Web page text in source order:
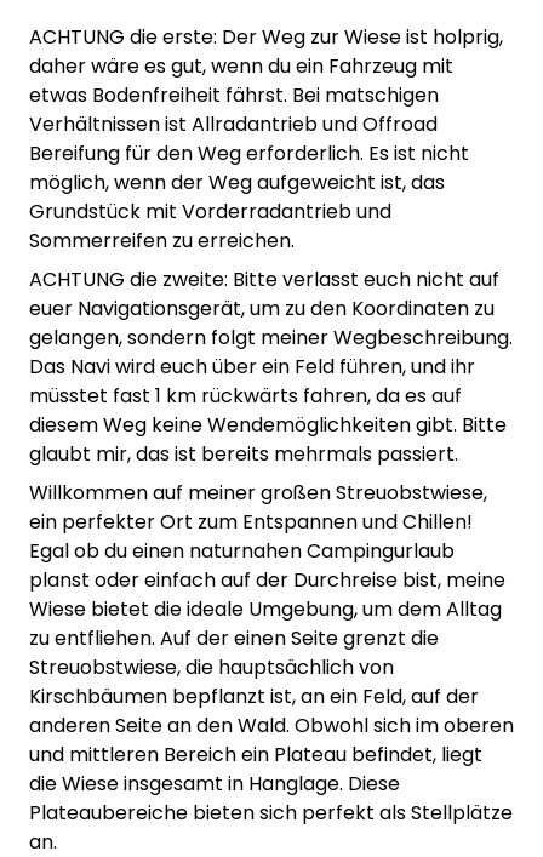
ACHTUNG die erste: Der Weg zur Wiese ist holprig,
daher wäre es gut, wenn du ein Fahrzeug mit
etwas Bodenfreiheit fährst. Bei matschigen
Verhältnissen ist Allradantrieb und Offroad
Bereifung für den Weg erforderlich. Es ist nicht
möglich, wenn der Weg aufgeweicht ist, das
Grundstück mit Vorderradantrieb und
Sommerreifen zu erreichen.
ACHTUNG die zweite: Bitte verlasst euch nicht auf
euer Navigationsgerät, um zu den Koordinaten zu
gelangen, sondern folgt meiner Wegbeschreibung.
Das Navi wird euch über ein Feld führen, und ihr
müsstet fast 1 km rückwärts fahren, da es auf
diesem Weg keine Wendemöglichkeiten gibt. Bitte
glaubt mir, das ist bereits mehrmals passiert.
Willkommen auf meiner großen Streuobstwiese,
ein perfekter Ort zum Entspannen und Chillen!
Egal ob du einen naturnahen Campingurlaub
planst oder einfach auf der Durchreise bist, meine
Wiese bietet die ideale Umgebung, um dem Alltag
zu entfliehen. Auf der einen Seite grenzt die
Streuobstwiese, die hauptsächlich von
Kirschbäumen bepflanzt ist, an ein Feld, auf der
anderen Seite an den Wald. Obwohl sich im oberen
und mittleren Bereich ein Plateau befindet, liegt
die Wiese insgesamt in Hanglage. Diese
Plateaubereiche bieten sich perfekt als Stellplätze
an.